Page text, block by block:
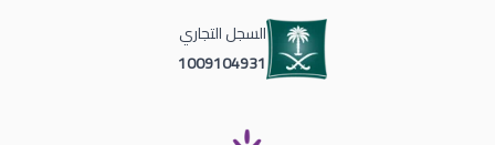
السجل التجاري
1009104931